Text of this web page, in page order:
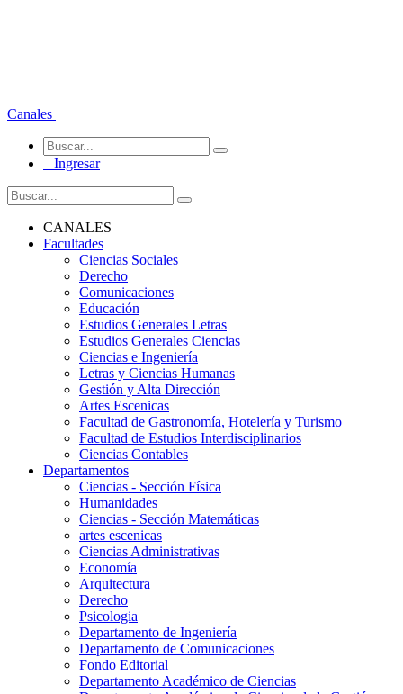
Canales
Ingresar
CANALES
Facultades
Ciencias Sociales
Derecho
Comunicaciones
Educación
Estudios Generales Letras
Estudios Generales Ciencias
Ciencias e Ingeniería
Letras y Ciencias Humanas
Gestión y Alta Dirección
Artes Escenicas
Facultad de Gastronomía, Hotelería y Turismo
Facultad de Estudios Interdisciplinarios
Ciencias Contables
Departamentos
Ciencias - Sección Física
Humanidades
Ciencias - Sección Matemáticas
artes escenicas
Ciencias Administrativas
Economía
Arquitectura
Derecho
Psicologia
Departamento de Ingeniería
Departamento de Comunicaciones
Fondo Editorial
Departamento Académico de Ciencias